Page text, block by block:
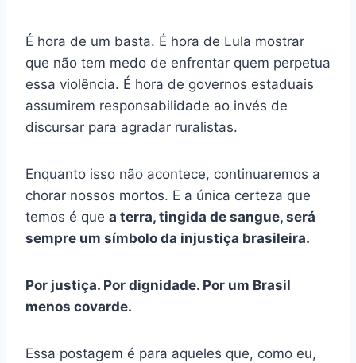
É hora de um basta. É hora de Lula mostrar
que não tem medo de enfrentar quem perpetua
essa violência. É hora de governos estaduais
assumirem responsabilidade ao invés de
discursar para agradar ruralistas.
Enquanto isso não acontece, continuaremos a
chorar nossos mortos. E a única certeza que
temos é que a terra, tingida de sangue, será
sempre um símbolo da injustiça brasileira.
Por justiça. Por dignidade. Por um Brasil
menos covarde.
Essa postagem é para aqueles que, como eu,